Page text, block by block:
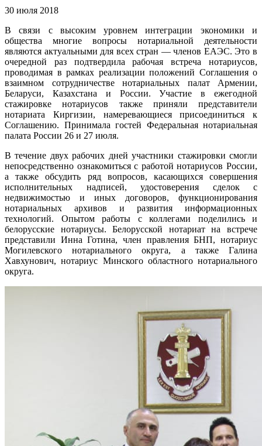
30 июля 2018
В связи с высоким уровнем интеграции экономики и
общества многие вопросы нотариальной деятельности
являются актуальными для всех стран — членов ЕАЭС. Это в
очередной раз подтвердила рабочая встреча нотариусов,
проводимая в рамках реализации положений Соглашения о
взаимном сотрудничестве нотариальных палат Армении,
Беларуси, Казахстана и России. Участие в ежегодной
стажировке нотариусов также приняли представители
нотариата Киргизии, намеревающиеся присоединиться к
Соглашению. Принимала гостей Федеральная нотариальная
палата России 26 и 27 июля.
В течение двух рабочих дней участники стажировки смогли
непосредственно ознакомиться с работой нотариусов России,
а также обсудить ряд вопросов, касающихся совершения
исполнительных надписей, удостоверения сделок с
недвижимостью и иных договоров, функционирования
нотариальных архивов и развития информационных
технологий. Опытом работы с коллегами поделились и
белорусские нотариусы. Белорусской нотариат на встрече
представили Инна Готина, член правления БНП, нотариус
Могилевского нотариального округа, а также Галина
Хавхунович, нотариус Минского областного нотариального
округа.